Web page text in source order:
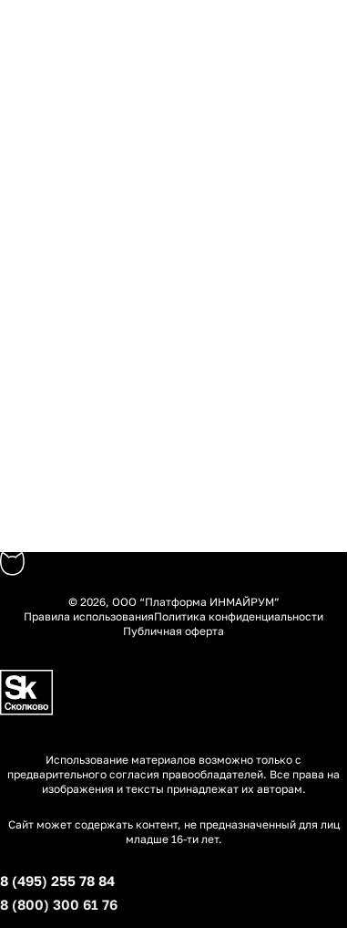
© 2026, ООО “Платформа ИНМАЙРУМ”
Правила использованияПолитика конфиденциальности
Публичная оферта
Использование материалов возможно только с
предварительного согласия правообладателей. Все права на
изображения и тексты принадлежат их авторам.
Сайт может содержать контент, не предназначенный для лиц
младше 16-ти лет.
8 (495) 255 78 84
8 (800) 300 61 76